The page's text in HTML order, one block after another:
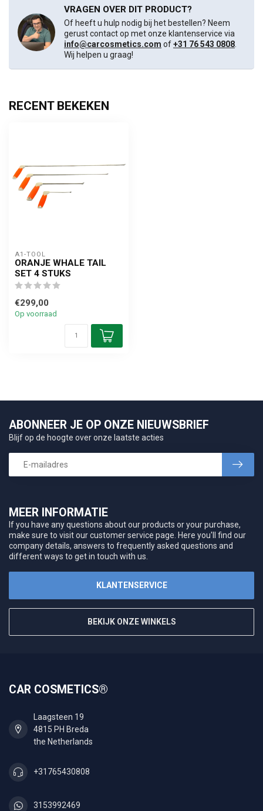
VRAGEN OVER DIT PRODUCT?
Of heeft u hulp nodig bij het bestellen? Neem
gerust contact op met onze klantenservice via
info@carcosmetics.com of+31 76 543 0808
Wij helpen u graag!
RECENT BEKEKEN
A1-TOOL
ORANJE WHALE TAIL
SET 4 STUKS
€299,00
Op voorraad
MEER INFORMATIE
If you have any questions about our products or your purchase,
make sure to visit our customer service page. Here you'll find our
company details, answers to frequently asked questions and
different ways to get in touch with us.
KLANTENSERVICE
BEKIJK ONZE WINKELS
ABONNEER JE OP ONZE NIEUWSBRIEF
Blijf op de hoogte over onze laatste acties
CAR COSMETICS®
Laagsteen 19
4815 PH Breda
the Netherlands
+31765430808
3153992469